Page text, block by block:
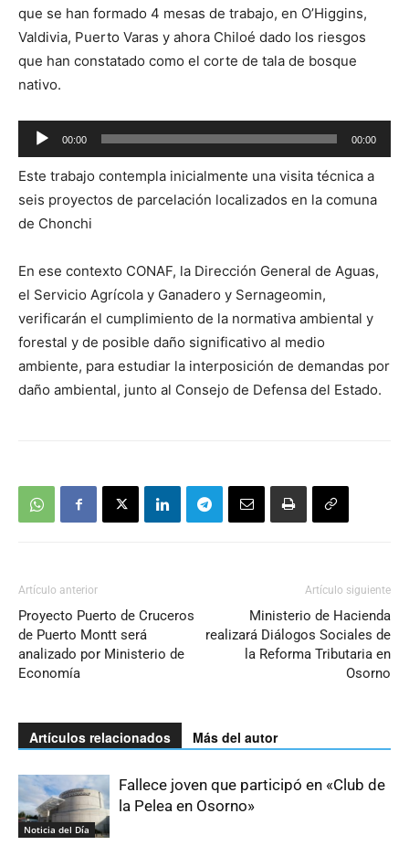
que se han formado 4 mesas de trabajo, en O’Higgins,
Valdivia, Puerto Varas y ahora Chiloé dado los riesgos
que han constatado como el corte de tala de bosque
nativo.
Reproductor
de
audio
00:00 00:00
Este trabajo contempla inicialmente una visita técnica a
seis proyectos de parcelación localizados en la comuna
de Chonchi
En ese contexto CONAF, la Dirección General de Aguas,
el Servicio Agrícola y Ganadero y Sernageomin,
verificarán el cumplimiento de la normativa ambiental y
forestal y de posible daño significativo al medio
ambiente, para estudiar la interposición de demandas por
daño ambiental, junto al Consejo de Defensa del Estado.
Artículo anterior
Proyecto Puerto de Cruceros
de Puerto Montt será
analizado por Ministerio de
Economía
Artículo siguiente
Ministerio de Hacienda
realizará Diálogos Sociales de
la Reforma Tributaria en
Osorno
Artículos relacionados Más del autor
Noticia del Día
Fallece joven que participó en «Club de
la Pelea en Osorno»